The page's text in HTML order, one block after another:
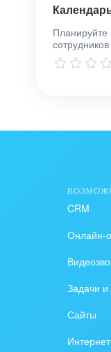
Планируйте
CRM
Онлайн-
Задачи
Сайты